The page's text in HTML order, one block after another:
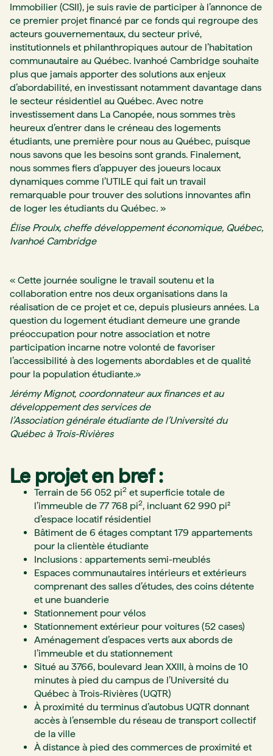
Immobilier (CSII), je suis ravie de participer à l’annonce de
ce premier projet financé par ce fonds qui regroupe des
acteurs gouvernementaux, du secteur privé,
institutionnels et philanthropiques autour de l’habitation
communautaire au Québec. Ivanhoé Cambridge souhaite
plus que jamais apporter des solutions aux enjeux
d’abordabilité, en investissant notamment davantage dans
le secteur résidentiel au Québec. Avec notre
investissement dans La Canopée, nous sommes très
heureux d’entrer dans le créneau des logements
étudiants, une première pour nous au Québec, puisque
nous savons que les besoins sont grands. Finalement,
nous sommes fiers d’appuyer des joueurs locaux
dynamiques comme l’UTILE qui fait un travail
remarquable pour trouver des solutions innovantes afin
de loger les étudiants du Québec. »
Élise Proulx, cheffe développement économique, Québec,
Ivanhoé Cambridge
« Cette journée souligne le travail soutenu et la
collaboration entre nos deux organisations dans la
réalisation de ce projet et ce, depuis plusieurs années. La
question du logement étudiant demeure une grande
préoccupation pour notre association et notre
participation incarne notre volonté de favoriser
l’accessibilité à des logements abordables et de qualité
pour la population étudiante.»
Jérémy Mignot, coordonnateur aux finances et au
développement des services de
l’Association générale étudiante de l’Université du
Québec à Trois-Rivières
Le projet en bref :
Terrain de 56 052 pi2 et superficie totale de
l’immeuble de 77 768 pi2, incluant 62 990 pi²
d’espace locatif résidentiel
Bâtiment de 6 étages comptant 179 appartements
pour la clientèle étudiante
Inclusions : appartements semi-meublés
Espaces communautaires intérieurs et extérieurs
comprenant des salles d’études, des coins détente
et une buanderie
Stationnement pour vélos
Stationnement extérieur pour voitures (52 cases)
Aménagement d’espaces verts aux abords de
l’immeuble et du stationnement
Situé au 3766, boulevard Jean XXIII, à moins de 10
minutes à pied du campus de l’Université du
Québec à Trois-Rivières (UQTR)
À proximité du terminus d’autobus UQTR donnant
accès à l’ensemble du réseau de transport collectif
de la ville
À distance à pied des commerces de proximité et